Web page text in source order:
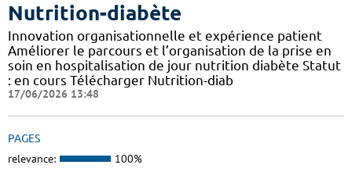
Nutrition-diabète
Innovation organisationnelle et expérience patient
Améliorer le parcours et l’organisation de la prise en
soin en hospitalisation de jour nutrition diabète Statut
: en cours Télécharger Nutrition-diab
17/06/2026 13:48
PAGES
relevance: 100%